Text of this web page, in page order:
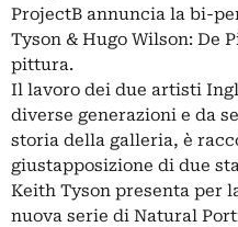
ProjectB annuncia la bi-
Tyson & Hugo Wilson: De
pittura.
Il lavoro dei due artisti
diverse generazioni e da
storia della galleria, è
giustapposizione di due
Keith Tyson presenta per
nuova serie di Natural